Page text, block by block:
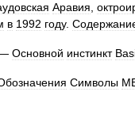
Аравия
в 1992 году.
Основной инстинкт
Символы